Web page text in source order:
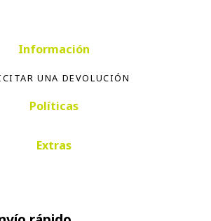
Información
UNA DEVOLUCIÓN
Políticas
Extras